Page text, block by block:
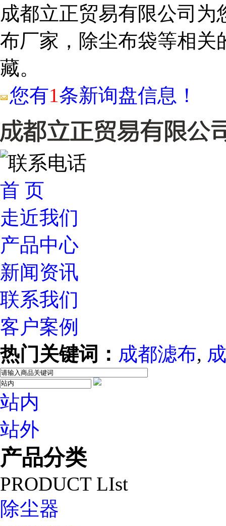
成都立正贸易有限公司为
布厂家，除尘布袋等相关
藏。
您有1条新询盘信息！
首 页
走近我们
产品中心
新闻资讯
联系我们
客户案例
热门关键词： 成都滤布,
站内
站外
产品分类
PRODUCT LIst
除尘器